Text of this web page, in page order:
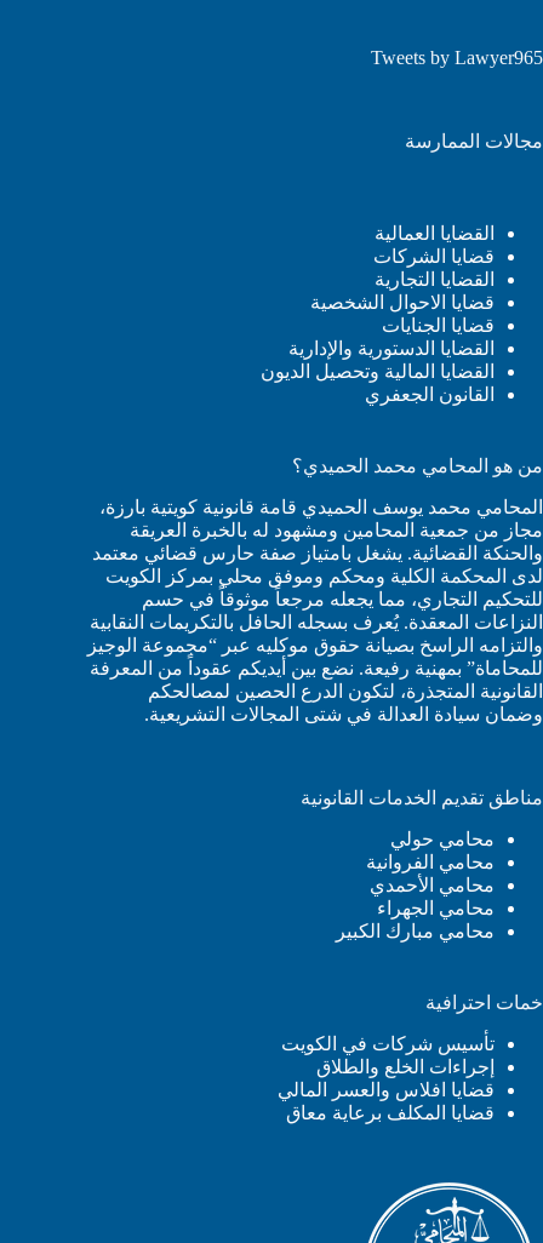
Tweets by Lawyer965
مجالات الممارسة
القضايا العمالية
قضايا الشركات
القضايا التجارية
قضايا الاحوال الشخصية
قضايا الجنايات
القضايا الدستورية والإدارية
القضايا المالية وتحصيل الديون
القانون الجعفري
من هو المحامي محمد الحميدي؟
المحامي محمد يوسف الحميدي قامة قانونية كويتية بارزة،
مجاز من جمعية المحامين ومشهود له بالخبرة العريقة
والحنكة القضائية. يشغل بامتياز صفة حارس قضائي معتمد
لدى المحكمة الكلية ومحكم وموفق محلي بمركز الكويت
للتحكيم التجاري، مما يجعله مرجعاً موثوقاً في حسم
النزاعات المعقدة. يُعرف بسجله الحافل بالتكريمات النقابية
والتزامه الراسخ بصيانة حقوق موكليه عبر “مجموعة الوجيز
للمحاماة” بمهنية رفيعة. نضع بين أيديكم عقوداً من المعرفة
القانونية المتجذرة، لتكون الدرع الحصين لمصالحكم
وضمان سيادة العدالة في شتى المجالات التشريعية.
مناطق تقديم الخدمات القانونية
محامي حولي
محامي الفروانية
محامي الأحمدي
محامي الجهراء
محامي مبارك الكبير
خمات احترافية
تأسيس شركات في الكويت
إجراءات الخلع والطلاق
قضايا افلاس والعسر المالي
قضايا المكلف برعاية معاق